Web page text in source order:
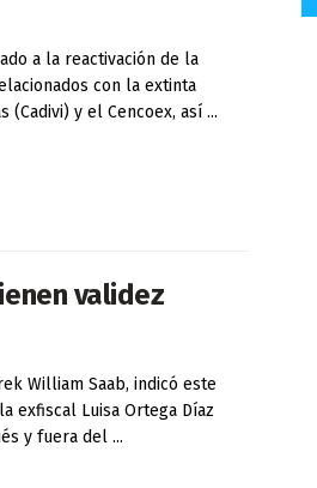
a la reactivación de la
con la extinta
(Cadivi) y el Cencoex, así ...
validez
William Saab, indicó este
exfiscal Luisa Ortega Díaz
y fuera del ...